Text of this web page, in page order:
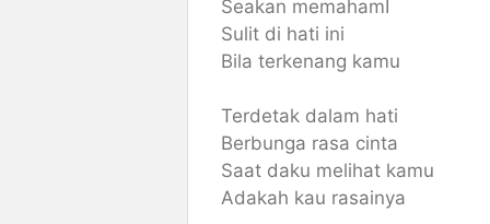
Seakan memahamI
Sulit di hati ini
Bila terkenang kamu
Terdetak dalam hati
Berbunga rasa cinta
Saat daku melihat kamu
Adakah kau rasainya